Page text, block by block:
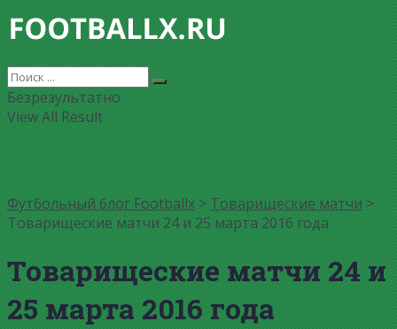
Безрезультатно
View All Result
Футбольный блог Footballx>Товарищеские матчи>
Товарищеские матчи 24 и 25 марта 2016 года
Товарищеские матчи 24 и
25 марта 2016 года